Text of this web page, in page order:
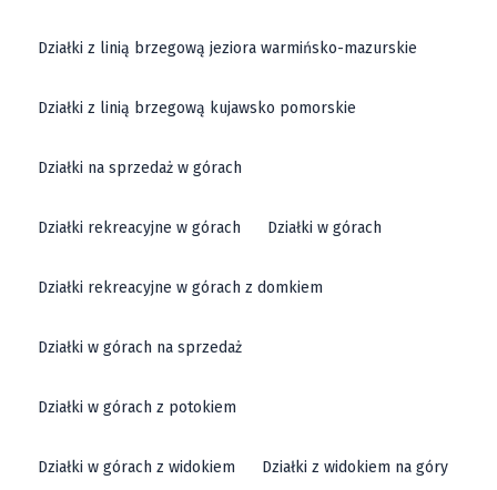
Działki z linią brzegową jeziora warmińsko-mazurskie
Działki z linią brzegową kujawsko pomorskie
Działki na sprzedaż w górach
Działki rekreacyjne w górach Działki w górach
Działki rekreacyjne w górach z domkiem
Działki w górach na sprzedaż
Działki w górach z potokiem
Działki w górach z widokiem Działki z widokiem na góry